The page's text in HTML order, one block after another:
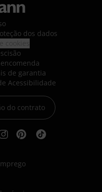
dos dados
de garantia
Acessibilidade
do contrato